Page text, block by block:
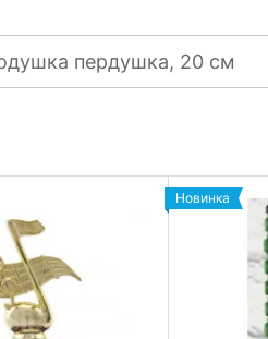
пердушка, 20 см
Новинка